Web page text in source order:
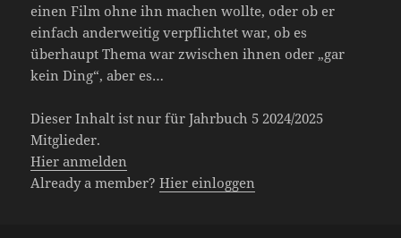
einen Film ohne ihn machen wollte, oder ob er
einfach anderweitig verpflichtet war, ob es
überhaupt Thema war zwischen ihnen oder „gar
kein Ding“, aber es…
Dieser Inhalt ist nur für Jahrbuch 5 2024/2025
Mitglieder.
Hier anmelden
Already a member?Hier einloggen